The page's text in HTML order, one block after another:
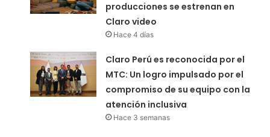
producciones se estrenan en
Claro video
Hace 4 días
Claro Perú es reconocida por el
MTC: Un logro impulsado por el
compromiso de su equipo con la
atención inclusiva
Hace 3 semanas